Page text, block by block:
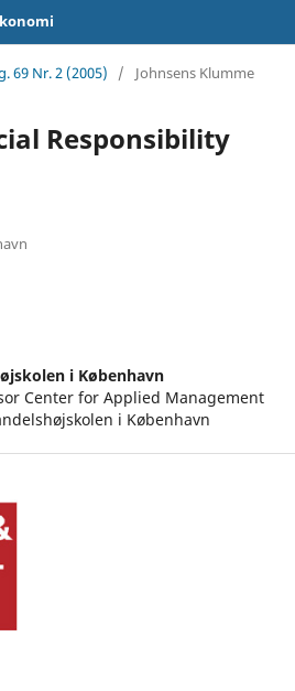
69 Nr. 2 (2005) / Johnsens Klumme
Responsibility
i København
Center for Applied Management
i København